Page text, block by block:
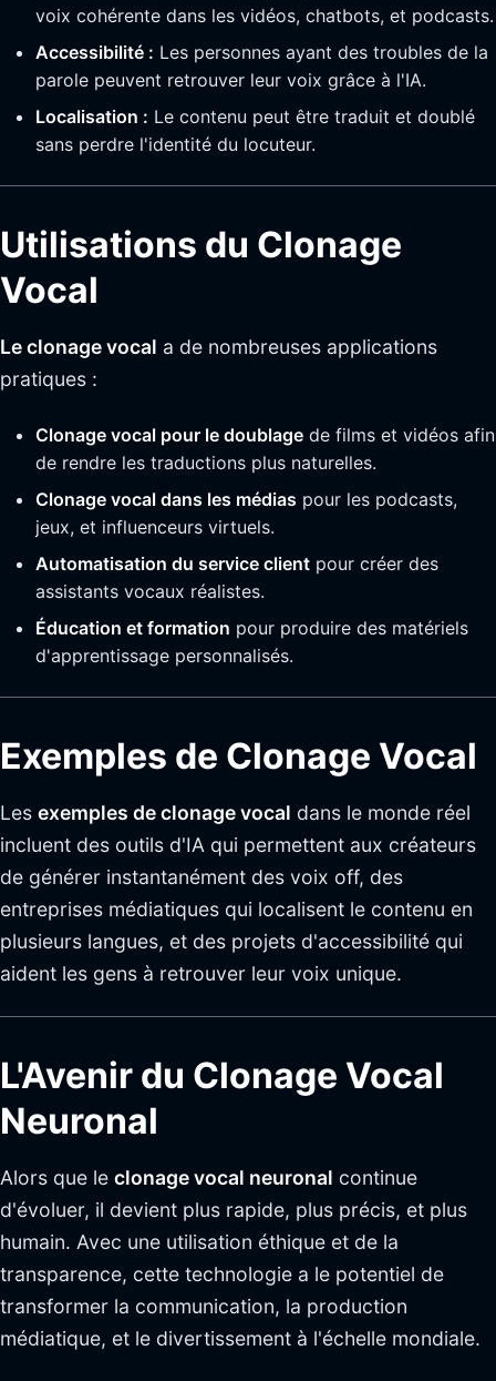
voix cohérente dans les vidéos, chatbots, et podcasts.
Accessibilité : Les personnes ayant des troubles de la
parole peuvent retrouver leur voix grâce à l'IA.
Localisation : Le contenu peut être traduit et doublé
sans perdre l'identité du locuteur.
Utilisations du Clonage
Vocal
Le clonage vocal a de nombreuses applications
pratiques :
Clonage vocal pour le doublage de films et vidéos afin
de rendre les traductions plus naturelles.
Clonage vocal dans les médias pour les podcasts,
jeux, et influenceurs virtuels.
Automatisation du service client pour créer des
assistants vocaux réalistes.
Éducation et formation pour produire des matériels
d'apprentissage personnalisés.
Exemples de Clonage Vocal
Les exemples de clonage vocal dans le monde réel
incluent des outils d'IA qui permettent aux créateurs
de générer instantanément des voix off, des
entreprises médiatiques qui localisent le contenu en
plusieurs langues, et des projets d'accessibilité qui
aident les gens à retrouver leur voix unique.
L'Avenir du Clonage Vocal
Neuronal
Alors que le clonage vocal neuronal continue
d'évoluer, il devient plus rapide, plus précis, et plus
humain. Avec une utilisation éthique et de la
transparence, cette technologie a le potentiel de
transformer la communication, la production
médiatique, et le divertissement à l'échelle mondiale.